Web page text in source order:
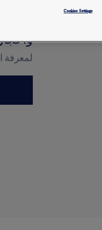
لمعرفة
Cookies Settings